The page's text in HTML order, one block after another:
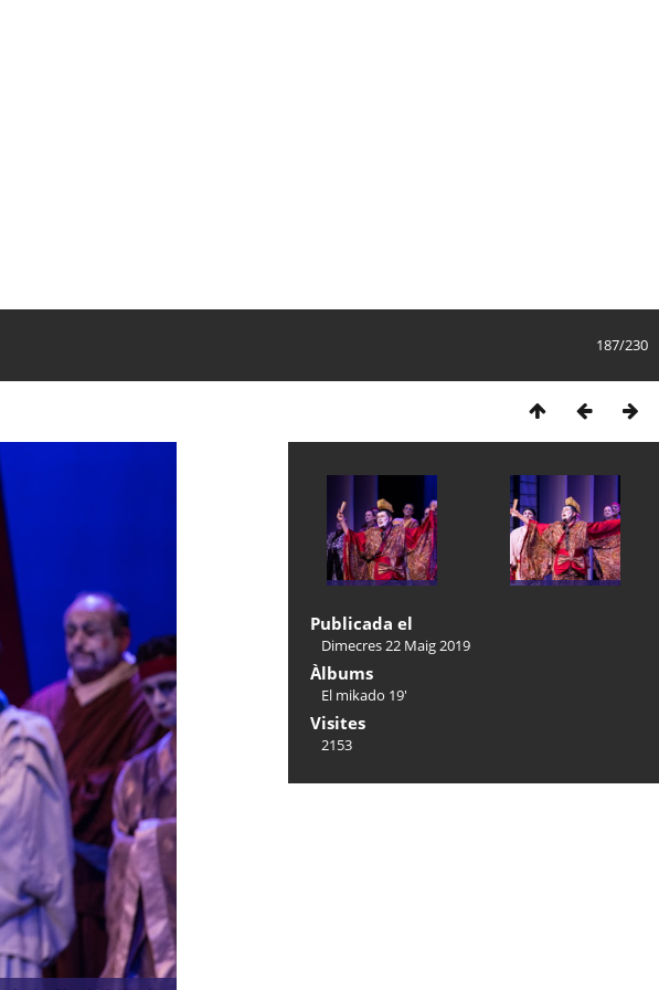
187/230
Publicada el
Dimecres 22 Maig 2019
Àlbums
El mikado 19'
Visites
2153